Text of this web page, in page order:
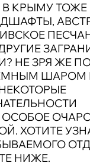
КРЫМУ ТОЖЕ
НЕ ЗРЯ ЖЕ
ШАРОМ
ХОТИТЕ
НИЖЕ.